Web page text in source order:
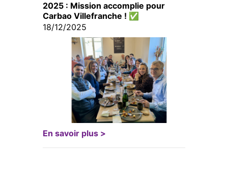
2025 : Mission accomplie pour
Carbao Villefranche ! ✅
18/12/2025
En savoir plus >